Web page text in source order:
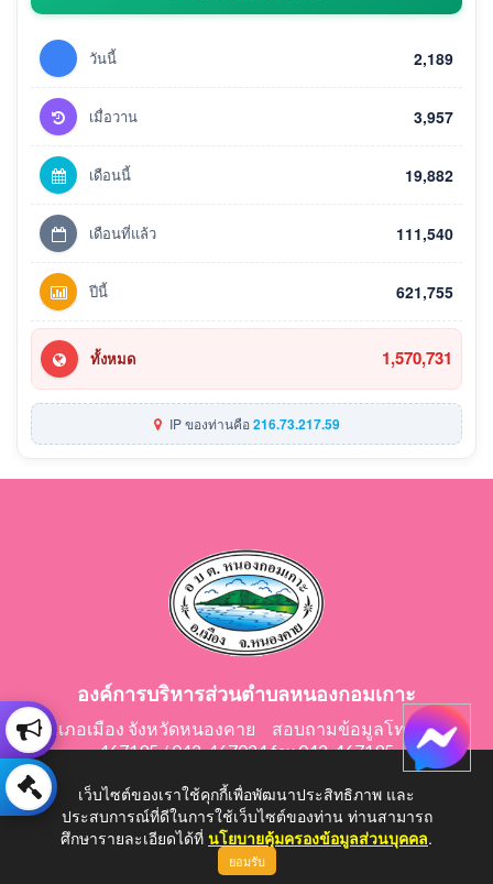
วันนี้ 2,189
เมื่อวาน 3,957
เดือนนี้ 19,882
เดือนที่แล้ว 111,540
ปีนี้ 621,755
ทั้งหมด 1,570,731
IP ของท่านคือ216.73.217.59
องค์การบริหารส่วนตำบลหนองกอมเกาะ
อำเภอเมือง จังหวัดหนองคาย สอบถามข้อมูลโทร 042-
467195 / 042-467024 fax 042-467195
E-Mail: saraban@nongkomkor.go.th
เว็บไซต์ของเราใช้คุกกี้เพื่อพัฒนาประสิทธิภาพ และ
ประสบการณ์ที่ดีในการใช้เว็บไซต์ของท่าน ท่านสามารถ
ศึกษารายละเอียดได้ที่ นโยบายคุ้มครองข้อมูลส่วนบุคคล.
ยอมรับ